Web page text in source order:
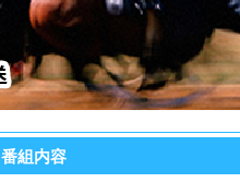
番組内容